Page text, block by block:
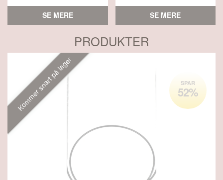
SE MERE SE MERE
PRODUKTER
Kommer snart på lager SPAR
52%